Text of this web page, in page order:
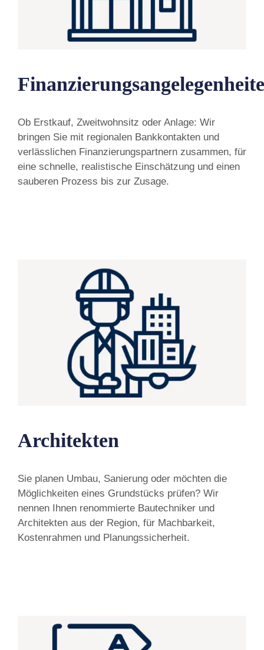
Ob Erstkauf, Zweitwohnsitz oder Anlage: Wir
bringen Sie mit regionalen Bankkontakten und
verlässlichen Finanzierungspartnern zusammen, für
eine schnelle, realistische Einschätzung und einen
sauberen Prozess bis zur Zusage.
Architekten
Sie planen Umbau, Sanierung oder möchten die
Möglichkeiten eines Grundstücks prüfen? Wir
nennen Ihnen renommierte Bautechniker und
Architekten aus der Region, für Machbarkeit,
Kostenrahmen und Planungssicherheit.